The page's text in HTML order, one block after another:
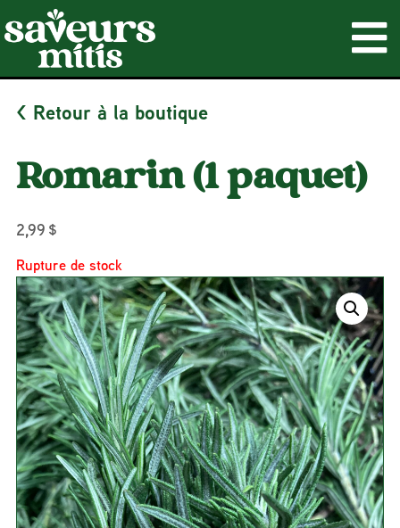
< Retour à la boutique
Romarin (1 paquet)
2,99 $
Rupture de stock